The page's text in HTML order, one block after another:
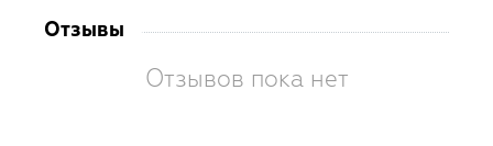
Отзывы
Отзывов пока нет